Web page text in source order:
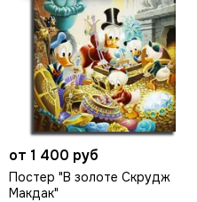
от 1 400 руб
Постер "В золоте Скрудж
Макдак"